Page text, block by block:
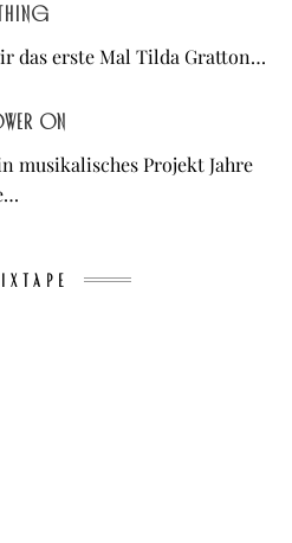
das erste Mal Tilda Gratton…
On
musikalisches Projekt Jahre